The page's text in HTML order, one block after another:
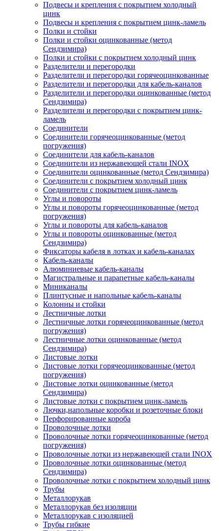
Подвесы и крепления с покрытием холодный
цинк
Подвесы и крепления с покрытием цинк-ламель
Полки и стойки
Полки и стойки оцинкованные (метод
Сендзимира)
Полки и стойки с покрытием холодный цинк
Разделители и перегородки
Разделители и перегородки горячеоцинкованные
Разделители и перегородки для кабель-каналов
Разделители и перегородки оцинкованные (метод
Сендзимира)
Разделители и перегородки с покрытием цинк-
ламель
Соединители
Соединители горячеоцинкованные (метод
погружения)
Соединители для кабель-каналов
Соединители из нержавеющей стали INOX
Соединители оцинкованные (метод Сендзимира)
Соединители с покрытием холодный цинк
Соединители с покрытием цинк-ламель
Углы и повороты
Углы и повороты горячеоцинкованные (метод
погружения)
Углы и повороты для кабель-каналов
Углы и повороты оцинкованные (метод
Сендзимира)
Фиксаторы кабеля в лотках и кабель-каналах
Кабель-каналы
Алюминиевые кабель-каналы
Магистральные и парапетные кабель-каналы
Миниканалы
Плинтусные и напольные кабель-каналы
Колонны и стойки
Лестничные лотки
Лестничные лотки горячеоцинкованные (метод
погружения)
Лестничные лотки оцинкованные (метод
Сендзимира)
Листовые лотки
Листовые лотки горячеоцинкованные (метод
погружения)
Листовые лотки оцинкованные (метод
Сендзимира)
Листовые лотки с покрытием цинк-ламель
Лючки,напольные коробки и розеточные блоки
Перфорированные короба
Проволочные лотки
Проволочные лотки горячеоцинкованные (метод
погружения)
Проволочные лотки из нержавеющей стали INOX
Проволочные лотки оцинкованные (метод
Сендзимира)
Проволочные лотки с покрытием холодный цинк
Трубы
Металлорукав
Металлорукав без изоляции
Металлорукав с изоляцией
Трубы гибкие